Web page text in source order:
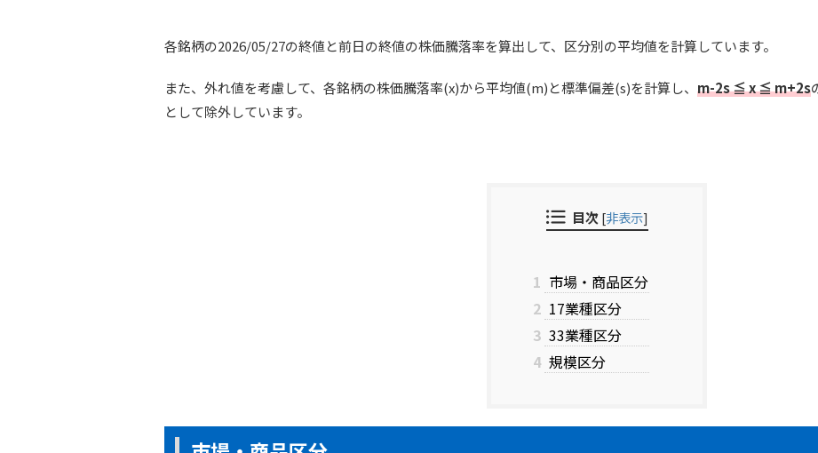
各銘柄の2026/05/27の終値と前日の終値の株価騰落率を算出して、区分別の平均値を計算しています。
また、外れ値を考慮して、各銘柄の株価騰落率(x)から平均値(m)と標準偏差(s)を計算し、 m-2s ≦ x ≦ m+2s
として除外しています。
目次 [非表示]
1 市場・商品区分
2 17業種区分
3 33業種区分
4 規模区分